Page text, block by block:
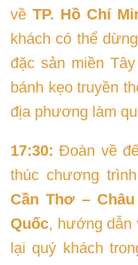
về TP. Hồ Chí
khách có thể
đặc sản miền
bánh kẹo truyền
địa phương làm
17:30: Đoàn về
thúc chương
Cần Thơ –
Quốc, hướng dẫn
lại quý khách